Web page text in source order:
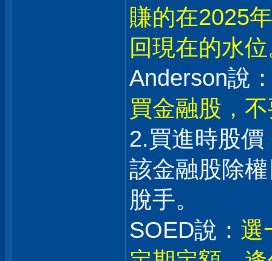
賺的在2025
回現在的水
Anderson說
買金融股，
2.買進時股
該金融股除
脫手。
SOED說： 選